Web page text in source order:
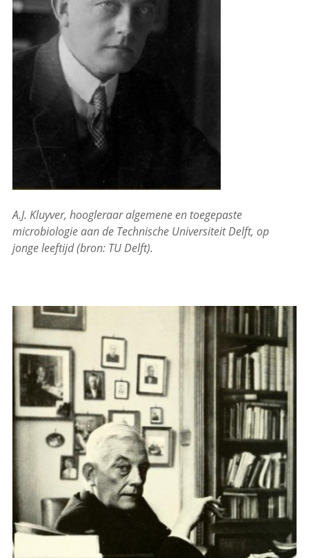
A.J. Kluyver, hoogleraar algemene en toegepaste
microbiologie aan de Technische Universiteit Delft, op
jonge leeftijd (bron: TU Delft).